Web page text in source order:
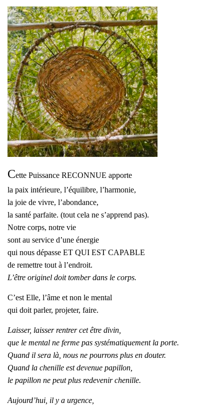
Cette Puissance RECONNUE apporte
la paix intérieure, l’équilibre, l’harmonie,
la joie de vivre, l’abondance,
la santé parfaite. (tout cela ne s’apprend pas).
Notre corps, notre vie
sont au service d’une énergie
qui nous dépasse ET QUI EST CAPABLE
de remettre tout à l’endroit.
L’être originel doit tomber dans le corps.
C’est Elle, l’âme et non le mental
qui doit parler, projeter, faire.
Laisser, laisser rentrer cet être divin,
que le mental ne ferme pas systématiquement la porte.
Quand il sera là, nous ne pourrons plus en douter.
Quand la chenille est devenue papillon,
le papillon ne peut plus redevenir chenille.
Aujourd’hui, il y a urgence,